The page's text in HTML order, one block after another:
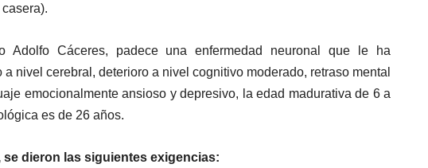
Adolfo Cáceres, padece una enfermedad neuronal que le ha
nivel cerebral, deterioro a nivel cognitivo moderado, retraso mental
emocionalmente ansioso y depresivo, la edad madurativa de 6 a
es de 26 años.
se dieron las siguientes exigencias: